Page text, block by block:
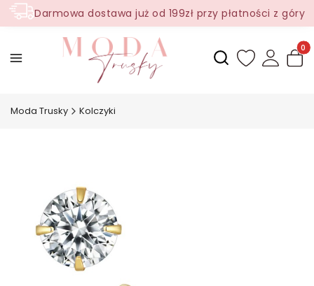
Darmowa dostawa już od 199zł przy płatności z góry
Otwórz
Moda Trusky Kolczyki